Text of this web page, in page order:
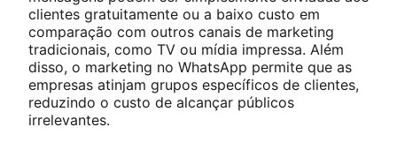
clientes gratuitamente ou a baixo custo em
comparação com outros canais de marketing
tradicionais, como TV ou mídia impressa. Além
disso, o marketing no WhatsApp permite que as
empresas atinjam grupos específicos de clientes,
reduzindo o custo de alcançar públicos
irrelevantes.